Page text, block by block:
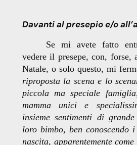
Davanti al presepio e/o
Se mi avete fatto
vedere il presepe, con, forse,
Natale, o solo questo, mi
riproposta la scena e lo
piccola ma speciale
mamma unici e
insieme sentimenti di
loro bimbo, ben conoscendo
nascita, apparentemente